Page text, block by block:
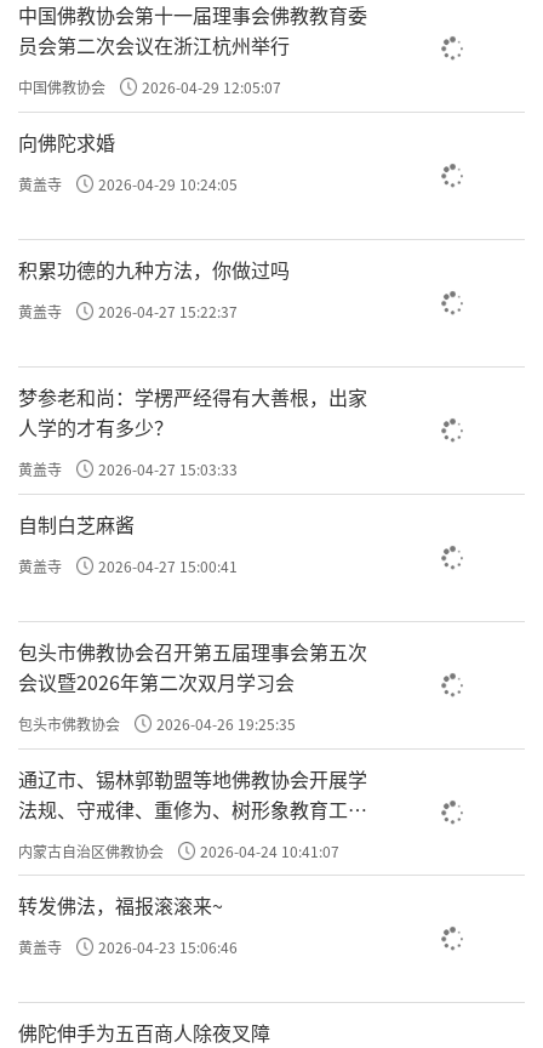
许方勇解读《了凡四训》（三四）
许方勇解读《了凡四训》（三五）
许方勇解读《了凡四训》（三六）
许方勇解读《了凡四训》（三七）
许方勇解读《了凡四训》（三九）
许方勇解读《了凡四训》（四一）
中国佛教协会第十一届理事会佛教教育委
员会第二次会议在浙江杭州举行
中国佛教协会 2026-04-29 12:05:07
向佛陀求婚
黄盖寺 2026-04-29 10:24:05
积累功德的九种方法，你做过吗
黄盖寺 2026-04-27 15:22:37
梦参老和尚：学楞严经得有大善根，出家
人学的才有多少？
黄盖寺 2026-04-27 15:03:33
自制白芝麻酱
黄盖寺 2026-04-27 15:00:41
包头市佛教协会召开第五届理事会第五次
会议暨2026年第二次双月学习会
包头市佛教协会 2026-04-26 19:25:35
通辽市、锡林郭勒盟等地佛教协会开展学
法规、守戒律、重修为、树形象教育工作
专题学习会
内蒙古自治区佛教协会 2026-04-24 10:41:07
转发佛法，福报滚滚来~
黄盖寺 2026-04-23 15:06:46
佛陀伸手为五百商人除夜叉障